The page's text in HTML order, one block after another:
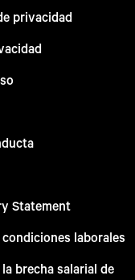
privacidad
Statement
laborales
brecha salarial de